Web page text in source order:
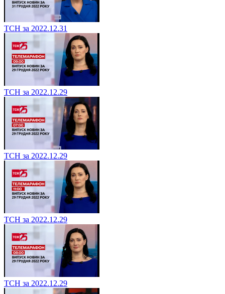
ТСН за 2022.12.31
ТСН за 2022.12.29
ТСН за 2022.12.29
ТСН за 2022.12.29
ТСН за 2022.12.29